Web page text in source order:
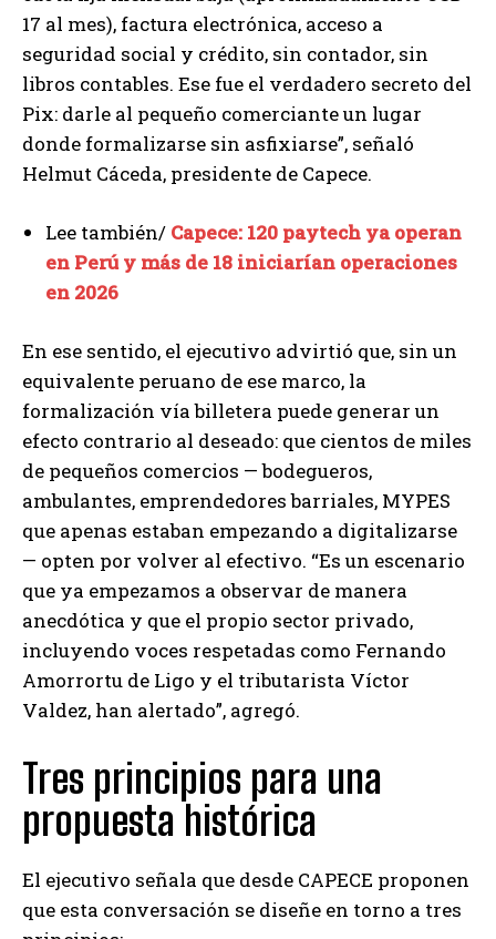
17 al mes), factura electrónica, acceso a
seguridad social y crédito, sin contador, sin
libros contables. Ese fue el verdadero secreto del
Pix: darle al pequeño comerciante un lugar
donde formalizarse sin asfixiarse”, señaló
Helmut Cáceda, presidente de Capece.
Lee también/ Capece: 120 paytech ya operan
en Perú y más de 18 iniciarían operaciones
en 2026
En ese sentido, el ejecutivo advirtió que, sin un
equivalente peruano de ese marco, la
formalización vía billetera puede generar un
efecto contrario al deseado: que cientos de miles
de pequeños comercios — bodegueros,
ambulantes, emprendedores barriales, MYPES
que apenas estaban empezando a digitalizarse
— opten por volver al efectivo. “Es un escenario
que ya empezamos a observar de manera
anecdótica y que el propio sector privado,
incluyendo voces respetadas como Fernando
Amorrortu de Ligo y el tributarista Víctor
Valdez, han alertado”, agregó.
Tres principios para una
propuesta histórica
El ejecutivo señala que desde CAPECE proponen
que esta conversación se diseñe en torno a tres